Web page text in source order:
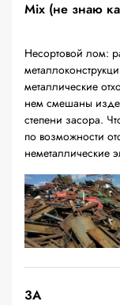
Mix (не знаю
Несортовой лом:
металлические
нем смешаны
степени засора.
по возможности
неметаллические
3А